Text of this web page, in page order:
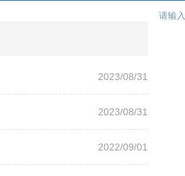
2023/08/31
2023/08/31
2022/09/01